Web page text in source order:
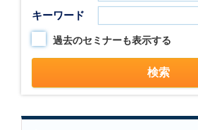
キーワード
過去のセミナーも表示する